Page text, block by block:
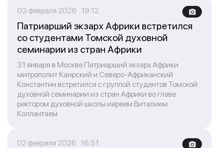
03 февраля 2026 19:12
Патриарший экзарх Африки встретился
со студентами Томской духовной
семинарии из стран Африки
31 января в Москве Патриарший экзарх Африки
митрополит Каирский и Северо-Африканский
Константин встретился с группой студентов Томской
духовной семинарии из стран Африки во главе
ректором духовной школы иереем Виталием
Коллантаем.
02 февраля 2026 16:51